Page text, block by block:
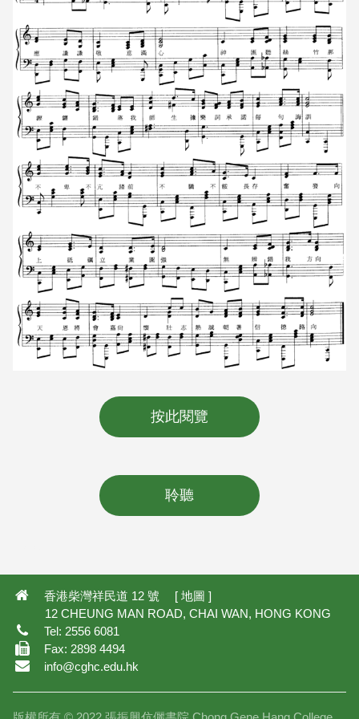
按此閱覽
聆聽
香港柴灣祥民道 12 號 [ 地圖]
12 CHEUNG MAN ROAD, CHAI WAN, HONG KONG
Tel: 2556 6081
Fax: 2898 4494
info@cghc.edu.hk